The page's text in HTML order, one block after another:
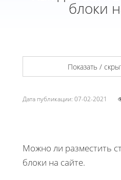
блоки
Показать /
Дата публикации: 07-02-2021
Можно ли разместить
блоки на сайте.